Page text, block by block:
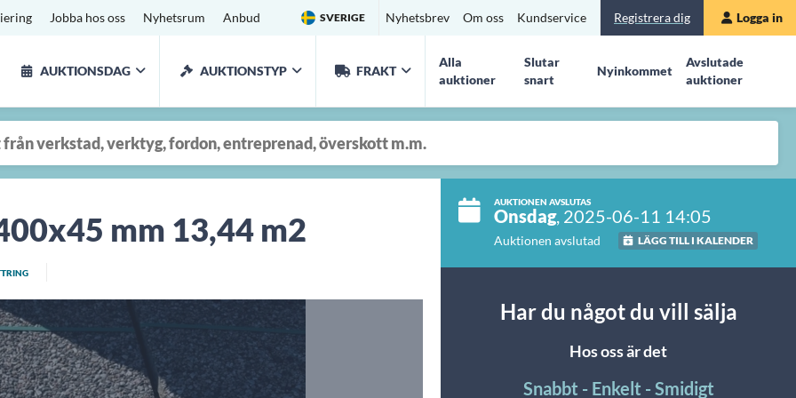
Jobba hos oss Nyhetsrum Anbud SVERIGE Nyhetsbrev Om oss Kundservice Registrera dig Logga in
AUKTIONSDAG AUKTIONSTYP FRAKT
Alla
auktioner
Slutar
snart
Nyinkommet
Avslutade
auktioner
AUKTIONEN AVSLUTAS
Onsdag, 2025-06-11 14:05
Auktionen avslutad LÄGG TILL I KALENDER
Har du något du vill sälja
Hos oss är det
Snabbt - Enkelt - Smidigt
mm 13,44 m2